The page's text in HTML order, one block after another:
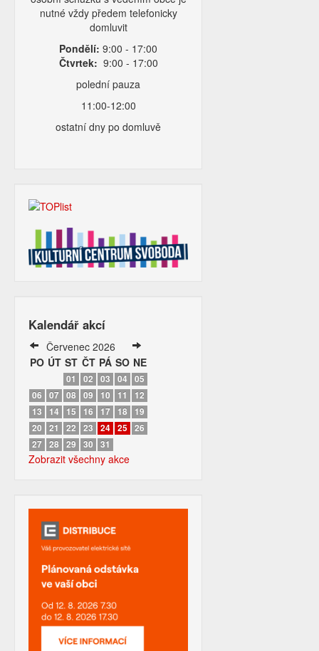
nutné vždy předem telefonicky
domluvit
Pondělí: 9:00 - 17:00
Čtvrtek: 9:00 - 17:00
polední pauza
11:00-12:00
ostatní dny po domluvě
Kalendář akcí
Červenec 2026
PO ÚT ST ČT PÁ SO NE
01 02 03 04
05
06
07 08 09 10 11
12
13
14 15 16 17 18
19
20
21 22 23 24 25
26
27 28 29 30 31
Zobrazit všechny akce